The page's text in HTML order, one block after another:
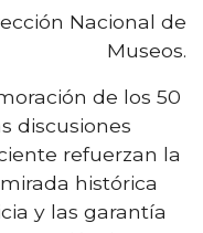
Nacional de
Museos.
de los 50
discusiones
refuerzan la
histórica
y las garantía